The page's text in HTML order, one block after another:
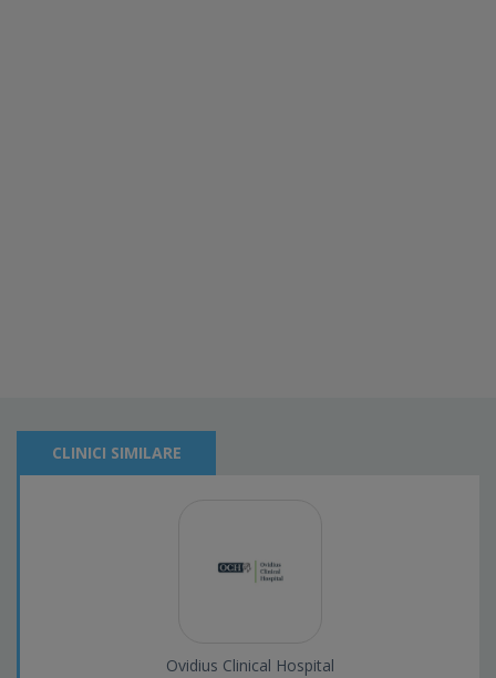
CLINICI SIMILARE
Ovidius Clinical Hospital